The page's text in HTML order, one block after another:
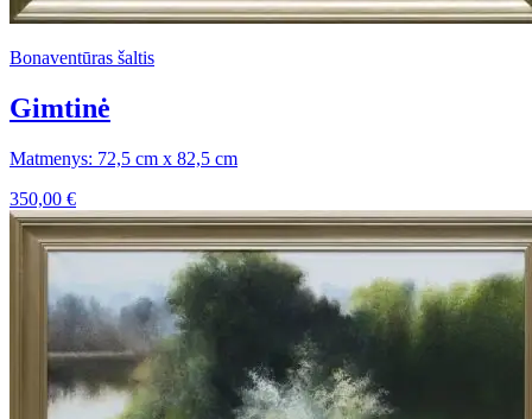
Bonaventūras šaltis
Gimtinė
Matmenys: 72,5 cm x 82,5 cm
350,00 €